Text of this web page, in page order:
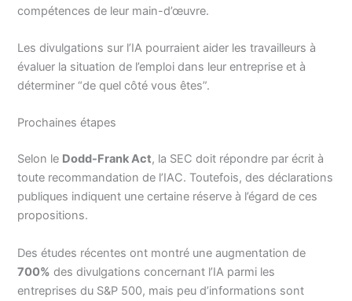
compétences de leur main-d’œuvre.
Les divulgations sur l’IA pourraient aider les travailleurs à
évaluer la situation de l’emploi dans leur entreprise et à
déterminer “de quel côté vous êtes”.
Prochaines étapes
Selon le Dodd-Frank Act, la SEC doit répondre par écrit à
toute recommandation de l’IAC. Toutefois, des déclarations
publiques indiquent une certaine réserve à l’égard de ces
propositions.
Des études récentes ont montré une augmentation de
700% des divulgations concernant l’IA parmi les
entreprises du S&P 500, mais peu d’informations sont